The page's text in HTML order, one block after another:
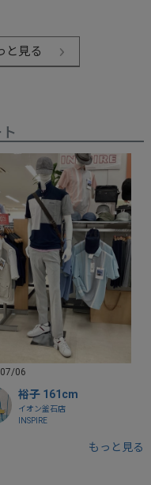
と見る
06
裕子 161cm
イオン釜石店
INSPIRE
もっと見る